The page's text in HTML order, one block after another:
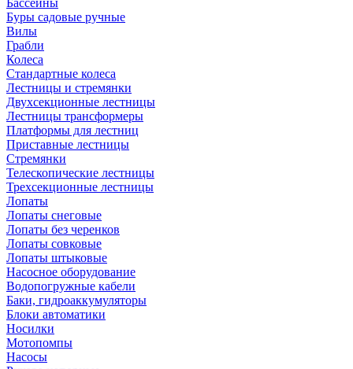
Бассейны
Буры садовые ручные
Вилы
Грабли
Колеса
Стандартные колеса
Лестницы и стремянки
Двухсекционные лестницы
Лестницы трансформеры
Платформы для лестниц
Приставные лестницы
Стремянки
Телескопические лестницы
Трехсекционные лестницы
Лопаты
Лопаты снеговые
Лопаты без черенков
Лопаты совковые
Лопаты штыковые
Насосное оборудование
Водопогружные кабели
Баки, гидроаккумуляторы
Блоки автоматики
Носилки
Мотопомпы
Насосы